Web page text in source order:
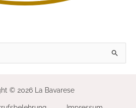
© 2026 La Bavarese